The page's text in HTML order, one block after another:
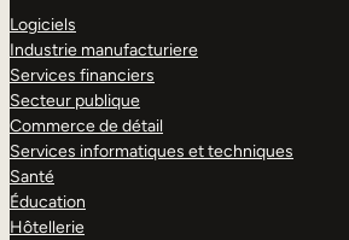
Logiciels
Industrie manufacturiere
Services financiers
Secteur publique
Commerce de détail
Services informatiques et techniques
Santé
Éducation
Hôtellerie